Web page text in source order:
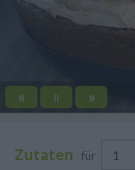
« || »
Zutaten für